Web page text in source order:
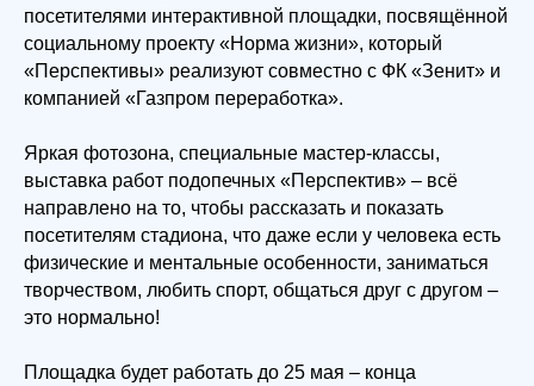
посетителями интерактивной площадки, посвящённой
социальному проекту «Норма жизни», который
«Перспективы» реализуют совместно с ФК «Зенит» и
компанией «Газпром переработка».
Яркая фотозона, специальные мастер-классы,
выставка работ подопечных «Перспектив» – всё
направлено на то, чтобы рассказать и показать
посетителям стадиона, что даже если у человека есть
физические и ментальные особенности, заниматься
творчеством, любить спорт, общаться друг с другом –
это нормально!
Площадка будет работать до 25 мая – конца